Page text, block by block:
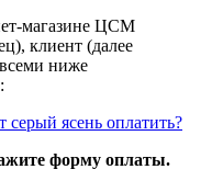
магазине ЦСМ
клиент (далее
ниже
серый ясень оплатить?
форму оплаты.